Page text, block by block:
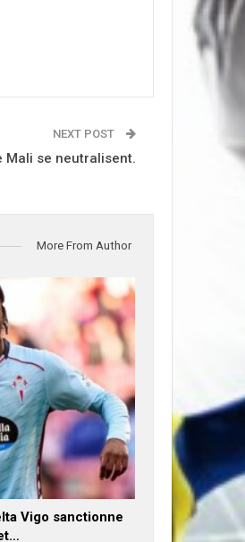
NEXT POST
Mali se neutralisent.
More From Author
Vigo sanctionne